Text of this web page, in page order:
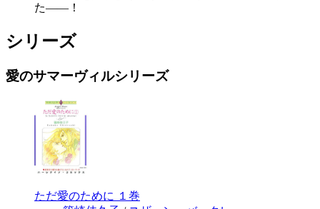
た――！
シリーズ
愛のサマーヴィルシリーズ
ただ愛のために １巻